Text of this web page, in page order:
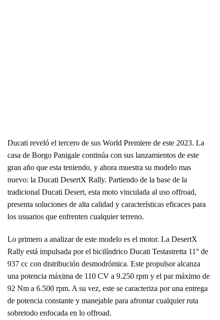
Ducati reveló el tercero de sus World Premiere de este 2023. La
casa de Borgo Panigale continúa con sus lanzamientos de este
gran año que esta teniendo, y ahora muestra su modelo mas
nuevo: la Ducati DesertX Rally. Partiendo de la base de la
tradicional Ducati Desert, esta moto vinculada al uso offroad,
presenta soluciones de alta calidad y características eficaces para
los usuarios que enfrenten cualquier terreno.
Lo primero a analizar de este modelo es el motor. La DesertX
Rally está impulsada por el bicilíndrico Ducati Testastretta 11° de
937 cc con distribución desmodrómica. Este propulsor alcanza
una potencia máxima de 110 CV a 9.250 rpm y el par máximo de
92 Nm a 6.500 rpm. A su vez, este se caracteriza por una entrega
de potencia constante y manejable para afrontar cualquier ruta
sobretodo enfocada en lo offroad.